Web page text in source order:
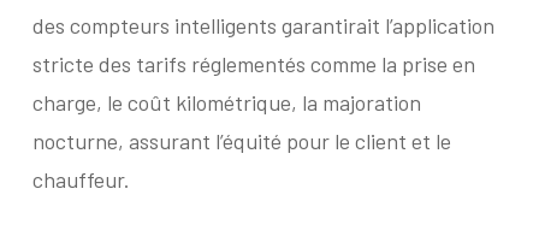
des compteurs intelligents garantirait l’application
stricte des tarifs réglementés comme la prise en
charge, le coût kilométrique, la majoration
nocturne, assurant l’équité pour le client et le
chauffeur.